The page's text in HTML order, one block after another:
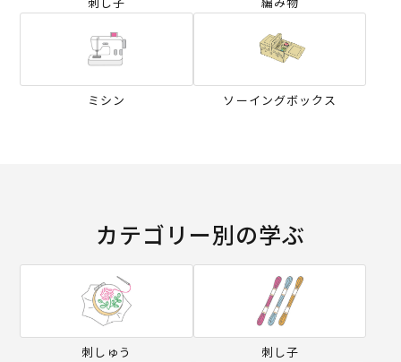
ミシン ソーイングボックス
カテゴリー別の学ぶ
刺しゅう 刺し子